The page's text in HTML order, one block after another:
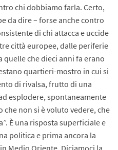
chi dobbiamo farla. Certo,
da dire – forse anche contro
di chi attacca e uccide
città europee, dalle periferie
quelle che dieci anni fa erano
quartieri-mostro in cui si
di rivalsa, frutto di una
esplodere, spontaneamente
non si è voluto vedere, che
È una risposta superficiale e
politica e prima ancora la
Medio Oriente. Diciamoci la